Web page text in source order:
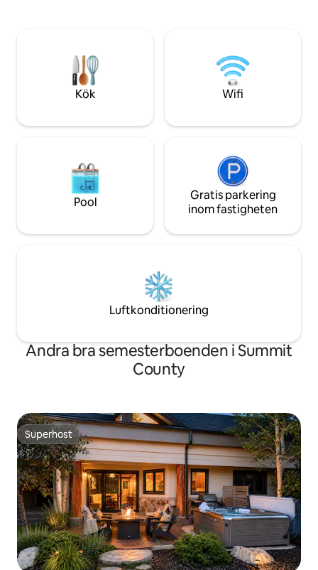
i bubbelpoolen och njut av den
fantastiska utsikten efter en dag på
skidor eller vandring i närheten.
Open Design
✔ Altan
Kök Wifi
Pool
Gratis parkering
inom fastigheten
Luftkonditionering
Andra bra semesterboenden i Summit
County
Superhost
Superhost